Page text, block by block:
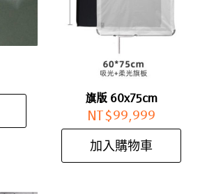
旗版 60x75cm
NT$99,999
加入購物車